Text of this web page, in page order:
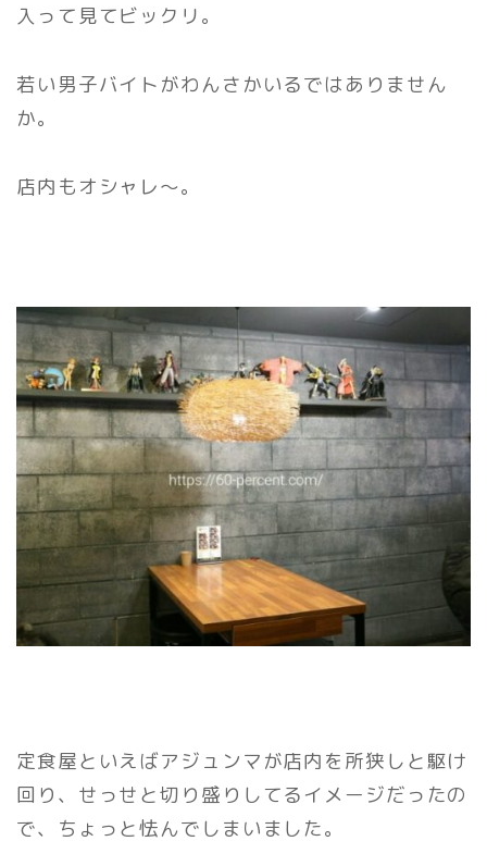
入って見てビックリ。
若い男子バイトがわんさかいるではありません
か。
店内もオシャレ～。
定食屋といえばアジュンマが店内を所狭しと駆け
回り、せっせと切り盛りしてるイメージだったの
で、ちょっと怯んでしまいました。